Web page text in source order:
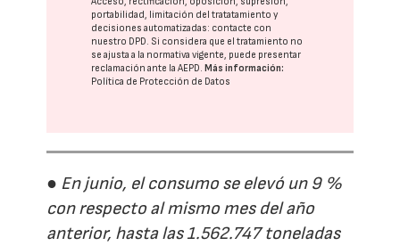
portabilidad, limitación del tratatamiento y
decisiones automatizadas: contacte con
nuestro DPD. Si considera que el tratamiento no
se ajusta a la normativa vigente, puede presentar
reclamación ante laAEPD. Más información:
Política de Protección de Datos
● En junio, el consumo se elevó un 9 %
con respecto al mismo mes del año
anterior, hasta las 1.562.747 toneladas